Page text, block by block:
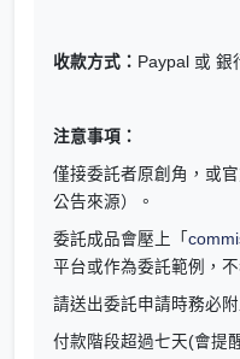
收款方式： Paypal 或 銀
注意事項：
僅接委託者原創角，或
公告來源）。
委託成品會壓上「
平台或作為委託範例，
請送出委託申請時務必附
付款階段超過七天(會提